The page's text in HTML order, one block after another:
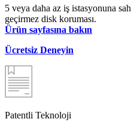
5 veya daha az iş istasyonuna
geçirmez disk koruması.
Ürün sayfasına bakın
Ücretsiz Deneyin
Patentli Teknoloji